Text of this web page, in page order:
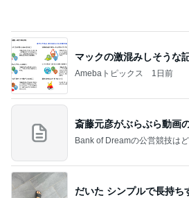
マックの激混みしそうな
Amebaトピックス 1日前
斎藤元彦がぶらぶら動画
Bank of Dreamの公営競技は
だいた シンプルで長持ち